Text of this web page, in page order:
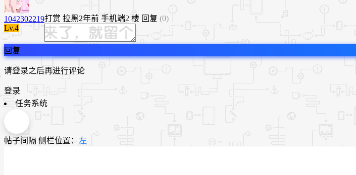
1042302219
Lv.4
打赏 拉黑2年前 手机端2 楼 回复 (0)
回复
请登录之后再进行评论
登录
任务系统
帖子间隔 侧栏位置： 左